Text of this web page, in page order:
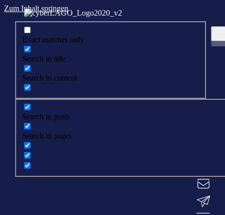
Zum Inhalt springen
Exact matches only
Search in title
Search in content
Search in posts
Search in pages